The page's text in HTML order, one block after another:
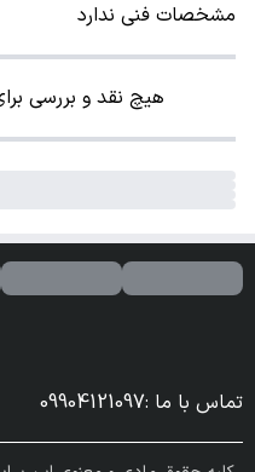
مشخصات فنی ندارد
هیچ نقد و بررسی
تماس با ما :
09904121097